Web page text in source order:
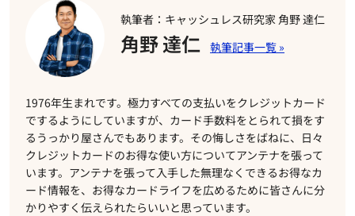
執筆者：キャッシュレス研究家 角野 達仁
角野 達仁
1976年生まれです。極力すべての支払いをクレジットカード
でするようにしていますが、カード手数料をとられて損をす
るうっかり屋さんでもあります。その悔しさをばねに、日々
クレジットカードのお得な使い方についてアンテナを張って
います。アンテナを張って入手した無理なくできるお得なカ
ード情報を、お得なカードライフを広めるために皆さんに分
かりやすく伝えられたらいいと思っています。